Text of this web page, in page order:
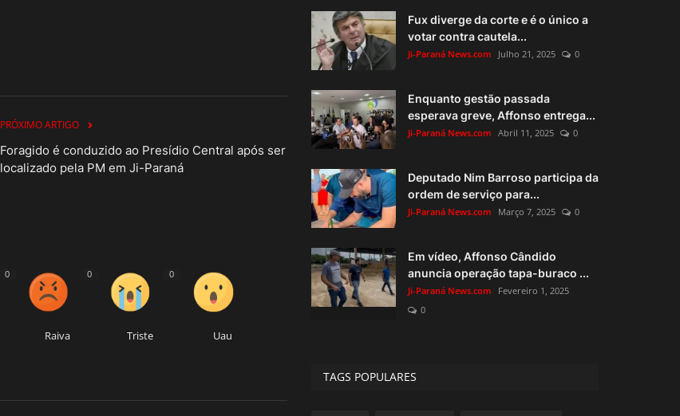
PRÓXIMO ARTIGO
Foragido é conduzido ao Presídio Central após ser
localizado pela PM em Ji-Paraná
0
Raiva
0
Triste
0
Uau
Fux diverge da corte e é o único a
votar contra cautela...
Ji-Paraná News.com Julho 21, 2025 0
Enquanto gestão passada
esperava greve, Affonso entrega...
Ji-Paraná News.com Abril 11, 2025 0
Deputado Nim Barroso participa da
ordem de serviço para...
Ji-Paraná News.com Março 7, 2025 0
Em vídeo, Affonso Cândido
anuncia operação tapa-buraco ...
Ji-Paraná News.com
Fevereiro 1, 2025
0
TAGS POPULARES